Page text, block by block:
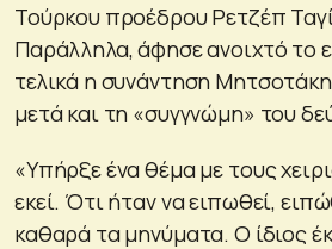
Τούρκου προέδρου Ρετζέπ
Παράλληλα, άφησε ανοιχτό το
τελικά η συνάντηση
μετά και τη «συγγνώμη» του
«Υπήρξε ένα θέμα με τους
εκεί. Ότι ήταν να ειπωθεί,
καθαρά τα μηνύματα. Ο ίδιος